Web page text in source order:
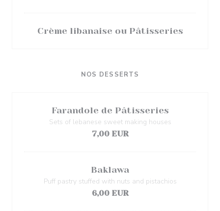
Crème libanaise ou Pâtisseries
NOS DESSERTS
Farandole de Pâtisseries
Sets of lebanese sweet making houses
7,00 EUR
Baklawa
Puff pastry stuffed with nuts and pistachios
6,00 EUR